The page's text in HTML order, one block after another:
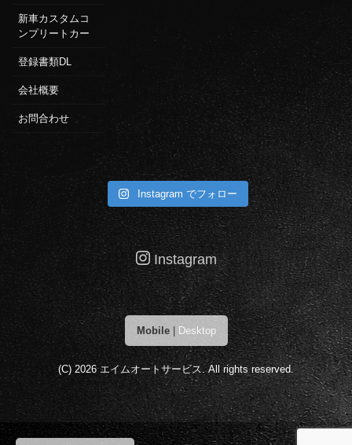
新車カスタムコ
ンプリートカー
登録書類DL
会社概要
お問合わせ
Instagram でフォロー
Instagram
Mobile| Desktop
(C) 2026エイムオートサービス . All rights reserved.